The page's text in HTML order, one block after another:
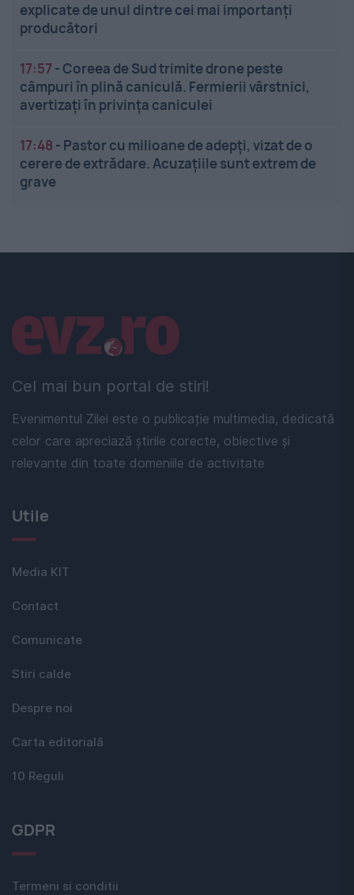
explicate de unul dintre cei mai importanți
producători
17:57 -Coreea de Sud trimite drone peste
câmpuri în plină caniculă. Fermierii vârstnici,
avertizați în privința caniculei
17:48 - Pastor cu milioane de adepți, vizat de o
cerere de extrădare. Acuzațiile sunt extrem de
grave
Cel mai bun portal de stiri!
Evenimentul Zilei este o publicație multimedia, dedicată
celor care apreciază știrile corecte, obiective și
relevante din toate domeniile de activitate
Linkuri utile
Utile
Media KIT
Contact
Comunicate
Stiri calde
Despre noi
Carta editorială
10 Reguli
GDPR
Termeni si conditii